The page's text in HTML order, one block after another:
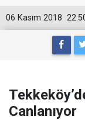
06 Kasım 2018
Canlanıyor